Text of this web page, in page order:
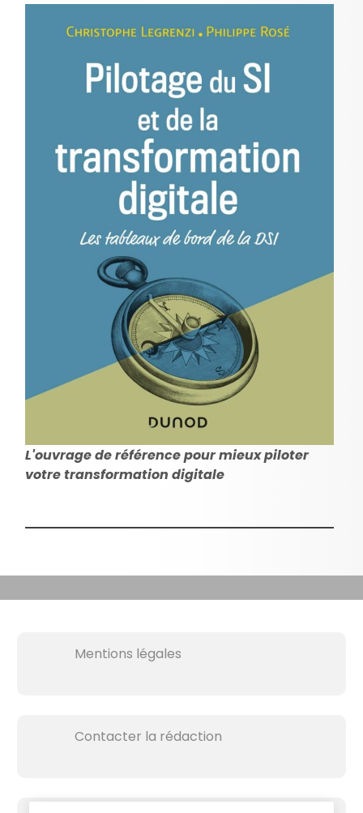
L'ouvrage de référence pour mieux piloter
votre transformation digitale
Mentions légales
Contacter la rédaction